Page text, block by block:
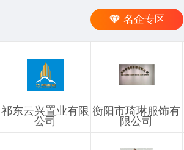
· 禁止发布的职位信息 [03-03]
· 企业信息发布规则 [03-03]
名企专区
祁东云兴置业有限
公司
衡阳市琦琳服饰有
限公司